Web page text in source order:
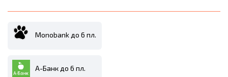
Monobank до 6 пл.
А-Банк до 6 пл.